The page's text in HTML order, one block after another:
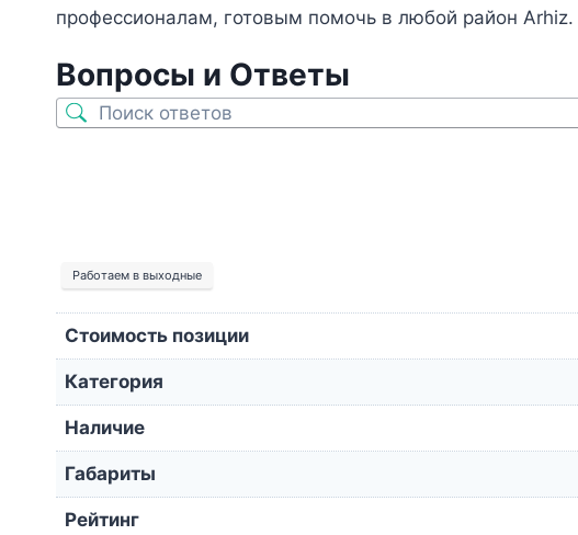
профессионалам, готовым помочь в любой район Arhiz.
Вопросы и Ответы
Работаем в выходные
Стоимость позиции
Категория
Наличие
Габариты
Рейтинг